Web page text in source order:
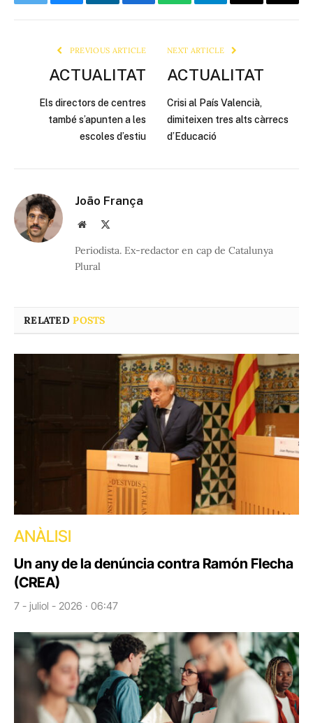
TwitterBlueskyLinkedInFacebookWhatsAppTelegramEmail Copy
PREVIOUS ARTICLE
ACTUALITAT
Els directors de centres
també s’apunten a les
escoles d’estiu
NEXT ARTICLE
ACTUALITAT
Crisi al País Valencià,
dimiteixen tres alts càrrecs
d’Educació
João França
Website
Periodista. Ex-redactor en cap de Catalunya
Plural
RELATEDPOSTS
ANÀLISI
Un any de la denúncia contra Ramón Flecha
(CREA)
7 - juliol - 2026 · 06:47